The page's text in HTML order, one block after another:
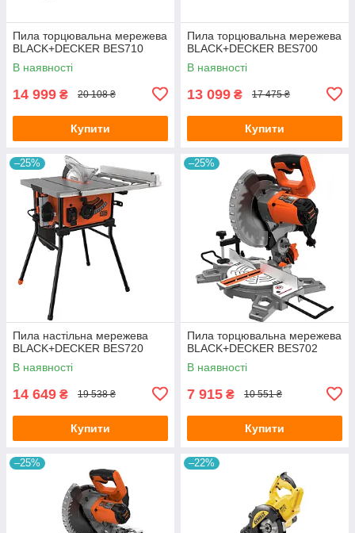
Пила торцювальна мережева
BLACK+DECKER BES710
В наявності
14 999 ₴ 20 108 ₴
Купити
Пила торцювальна мережева
BLACK+DECKER BES700
В наявності
13 099 ₴ 17 475 ₴
Купити
–25%
Пила настільна мережева
BLACK+DECKER BES720
В наявності
14 649 ₴ 19 538 ₴
Купити
–25%
Пила торцювальна мережева
BLACK+DECKER BES702
В наявності
7 915 ₴ 10 551 ₴
Купити
–25% –22%